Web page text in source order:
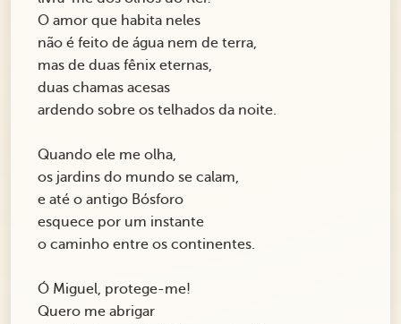
O amor que habita neles
não é feito de água nem de terra,
mas de duas fênix eternas,
duas chamas acesas
ardendo sobre os telhados da noite.
Quando ele me olha,
os jardins do mundo se calam,
e até o antigo Bósforo
esquece por um instante
o caminho entre os continentes.
Ó Miguel, protege-me!
Quero me abrigar